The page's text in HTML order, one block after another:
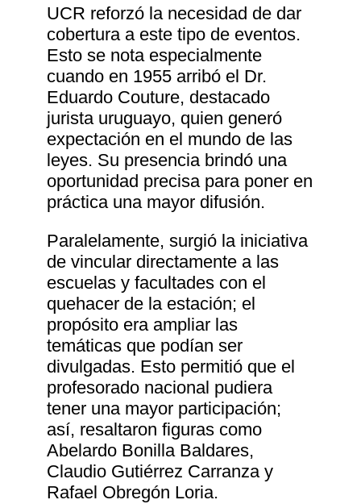
UCR reforzó la necesidad de dar
cobertura a este tipo de eventos.
Esto se nota especialmente
cuando en 1955 arribó el Dr.
Eduardo Couture, destacado
jurista uruguayo, quien generó
expectación en el mundo de las
leyes. Su presencia brindó una
oportunidad precisa para poner en
práctica una mayor difusión.
Paralelamente, surgió la iniciativa
de vincular directamente a las
escuelas y facultades con el
quehacer de la estación; el
propósito era ampliar las
temáticas que podían ser
divulgadas. Esto permitió que el
profesorado nacional pudiera
tener una mayor participación;
así, resaltaron figuras como
Abelardo Bonilla Baldares,
Claudio Gutiérrez Carranza y
Rafael Obregón Loria.